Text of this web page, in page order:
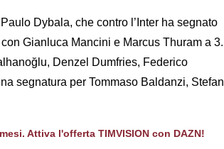
Dybala, che contro l’Inter ha segnato
Gianluca Mancini e Marcus Thuram a 3.
Denzel Dumfries, Federico
segnatura per Tommaso Baldanzi, Stefan
Attiva l'offerta TIMVISION con DAZN!